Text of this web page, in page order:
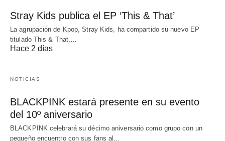
Stray Kids publica el EP ‘This & That’
La agrupación de Kpop, Stray Kids, ha compartido su nuevo EP
titulado This & That,…
Hace 2 días
NOTICIAS
BLACKPINK estará presente en su evento
del 10º aniversario
BLACKPINK celebrará su décimo aniversario como grupo con un
pequeño encuentro con sus fans al…